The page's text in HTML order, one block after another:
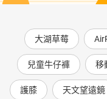
大湖草莓
兒童牛仔褲 移
護膝 天文望遠鏡